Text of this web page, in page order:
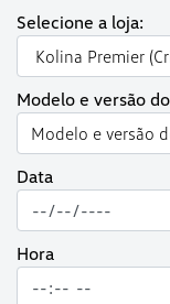
Selecione a loja:
Modelo e versão
Data
Hora